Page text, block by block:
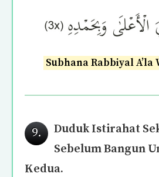
Subhana Rabbiyal
9.
Duduk Istirahat
Sebelum Bangun
Kedua.